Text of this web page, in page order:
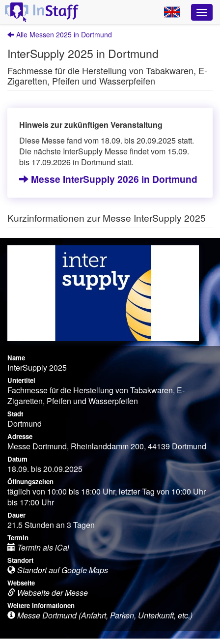
Alle Messen 2025 in Dortmund
InterSupply 2025 in Dortmund
Fachmesse für die Herstellung von Tabakwaren, E-
Zigaretten, Pfeifen und Wasserpfeifen
Hinweis zur zukünftigen Veranstaltung
Diese Messe fand vom 18.09. bis 20.09.2025 statt.
Die nächste InterSupply Messe findet vom 15.09.
bis 17.09.2026 in Dortmund statt.
Messe InterSupply 2026 in Dortmund
Kurzinformationen zur Messe InterSupply 2025
Name
InterSupply 2025
Untertitel
Fachmesse für die Herstellung von Tabakwaren, E-
Zigaretten, Pfeifen und Wasserpfeifen
Stadt
Dortmund
Adresse
Messe Dortmund, Rheinlanddamm 200, 44139 Dortmund
Datum
18.09. bis 20.09.2025
Öffnungszeiten
täglich von 10:00 bis 18:00 Uhr, letzter Tag von 10:00 Uhr
bis 17:00 Uhr
Dauer
21.5 Stunden an 3 Tagen
Termin
Termin als iCal
Standort
Standort auf Google Maps
Webseite
Webseite der Messe
Weitere Informationen
Messe Dortmund (Anfahrt, Parken, Unterkunft, etc.)